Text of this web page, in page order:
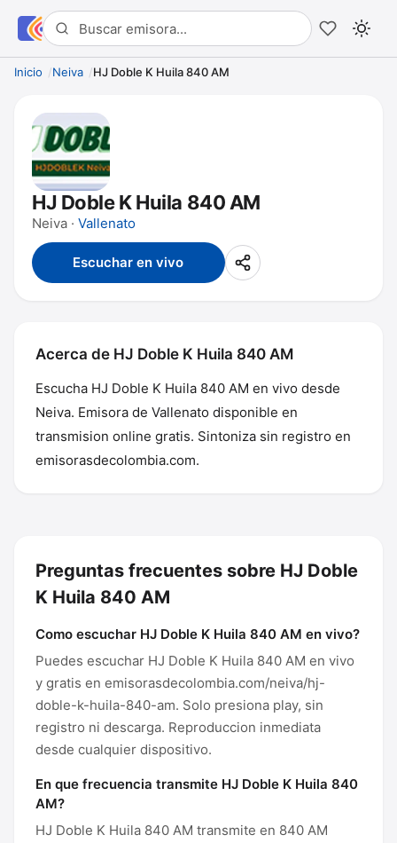
Inicio Neiva HJ Doble K Huila 840 AM
HJ Doble K Huila 840 AM
Neiva · Vallenato
Escuchar en vivo
Acerca de HJ Doble K Huila 840 AM
Escucha HJ Doble K Huila 840 AM en vivo desde
Neiva. Emisora de Vallenato disponible en
transmision online gratis. Sintoniza sin registro en
emisorasdecolombia.com.
Preguntas frecuentes sobre HJ Doble
K Huila 840 AM
Como escuchar HJ Doble K Huila 840 AM en vivo?
Puedes escuchar HJ Doble K Huila 840 AM en vivo
y gratis en emisorasdecolombia.com/neiva/hj-
doble-k-huila-840-am. Solo presiona play, sin
registro ni descarga. Reproduccion inmediata
desde cualquier dispositivo.
En que frecuencia transmite HJ Doble K Huila 840
AM?
HJ Doble K Huila 840 AM transmite en 840 AM